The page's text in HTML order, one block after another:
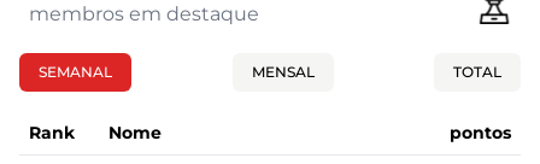
membros em destaque
SEMANAL MENSAL TOTAL
Rank Nome pontos